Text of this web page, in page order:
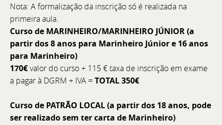
Assistente de Pós-Venda
O BoatCenter é empresa líder no setor náutico de
recreio, com operações em Setúbal e Comporta. Para
Nota: A formalização da inscrição só é realizada na
primeira aula.
Curso de MARINHEIRO/MARINHEIRO JÚNIOR (a
partir dos 8 anos para Marinheiro Júnior e 16 anos
para Marinheiro)
170€valor do curso + 115 € taxa de inscrição em exame
a pagar à DGRM + IVA =TOTAL 350€
Curso de PATRÃO LOCAL (a partir dos 18 anos, pode
ser realizado sem ter carta de Marinheiro)